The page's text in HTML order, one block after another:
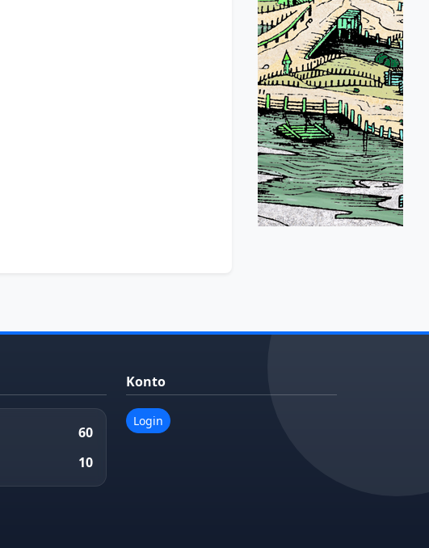
60
10
Konto
Login